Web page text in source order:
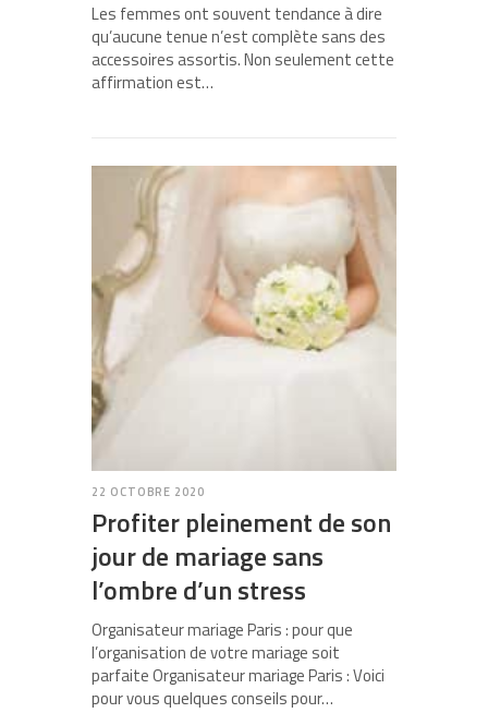
Les femmes ont souvent tendance à dire
qu’aucune tenue n’est complète sans des
accessoires assortis. Non seulement cette
affirmation est…
22 OCTOBRE 2020
Profiter pleinement de son
jour de mariage sans
l’ombre d’un stress
Organisateur mariage Paris : pour que
l’organisation de votre mariage soit
parfaite Organisateur mariage Paris : Voici
pour vous quelques conseils pour…